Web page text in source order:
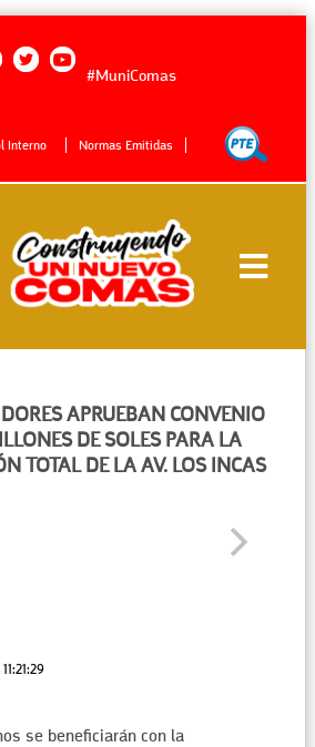
#MuniComas
Interno Normas Emitidas
APRUEBAN CONVENIO
DE SOLES PARA LA
TOTAL DE LA AV. LOS INCAS
se beneficiarán con la